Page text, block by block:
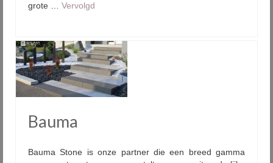
grote … Vervolgd
Bauma
Bauma Stone is onze partner die een breed gamma